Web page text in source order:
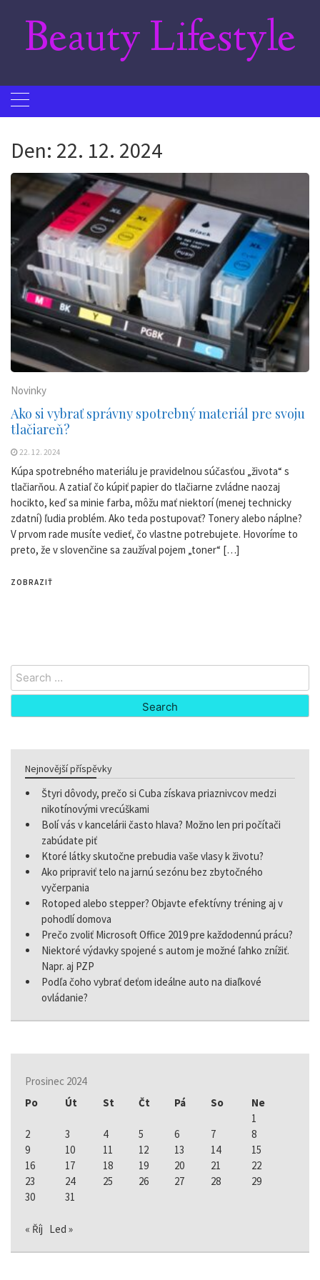
contentBeauty Lifestyle
Den: 22. 12. 2024
Novinky
Ako si vybrať správny spotrebný materiál pre svoju
tlačiareň?
22. 12. 2024
Kúpa spotrebného materiálu je pravidelnou súčasťou „života“ s
tlačiarňou. A zatiaľ čo kúpiť papier do tlačiarne zvládne naozaj
hocikto, keď sa minie farba, môžu mať niektorí (menej technicky
zdatní) ľudia problém. Ako teda postupovať? Tonery alebo náplne?
V prvom rade musíte vedieť, čo vlastne potrebujete. Hovoríme to
preto, že v slovenčine sa zaužíval pojem „toner“ […]
ZOBRAZIŤ
Search
for:
Nejnovější příspěvky
Štyri dôvody, prečo si Cuba získava priaznivcov medzi
nikotínovými vrecúškami
Bolí vás v kancelárii často hlava? Možno len pri počítači
zabúdate piť
Ktoré látky skutočne prebudia vaše vlasy k životu?
Ako pripraviť telo na jarnú sezónu bez zbytočného
vyčerpania
Rotoped alebo stepper? Objavte efektívny tréning aj v
pohodlí domova
Prečo zvoliť Microsoft Office 2019 pre každodennú prácu?
Niektoré výdavky spojené s autom je možné ľahko znížiť.
Napr. aj PZP
Podľa čoho vybrať deťom ideálne auto na diaľkové
ovládanie?
Prosinec 2024
Po
Út St Čt Pá So
Ne
1
2
3 4 5 6 7
8
9
10 11 12 13 14
15
16
17 18 19 20 21
22
23
24 25 26 27 28
29
30
31
« Říj Led »